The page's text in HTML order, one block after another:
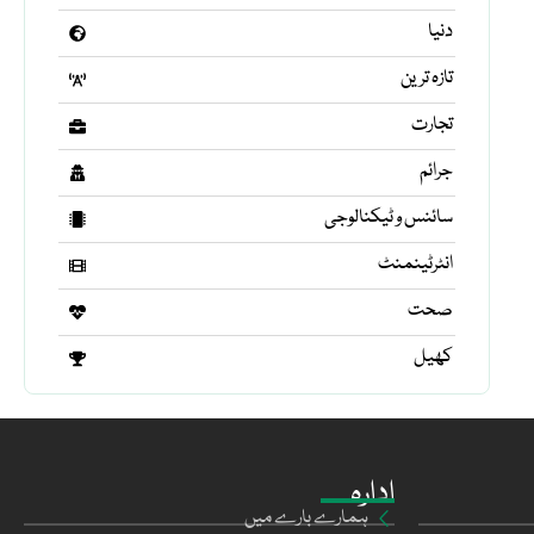
دنیا
تازہ ترین
تجارت
جرائم
سائنس و ٹیکنالوجی
انٹرٹینمنٹ
صحت
کھیل
ادارہ
ہمارے بارے میں